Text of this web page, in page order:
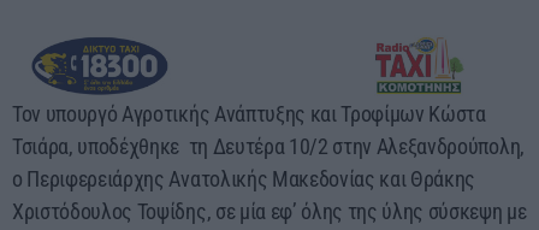
Τον υπουργό Αγροτικής Ανάπτυξης και Τροφίμων Κώστα
Τσιάρα, υποδέχθηκε τη Δευτέρα 10/2 στην Αλεξανδρούπολη,
ο Περιφερειάρχης Ανατολικής Μακεδονίας και Θράκης
Χριστόδουλος Τοψίδης, σε μία εφ’ όλης της ύλης σύσκεψη με